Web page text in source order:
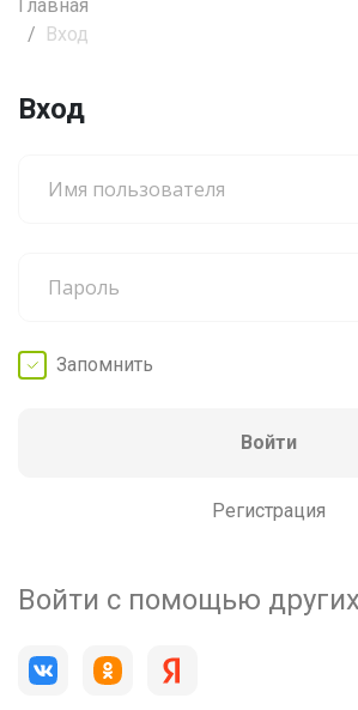
Главная
Вход
Вход
Запомнить
Войти
Регистрация
Войти с помощью